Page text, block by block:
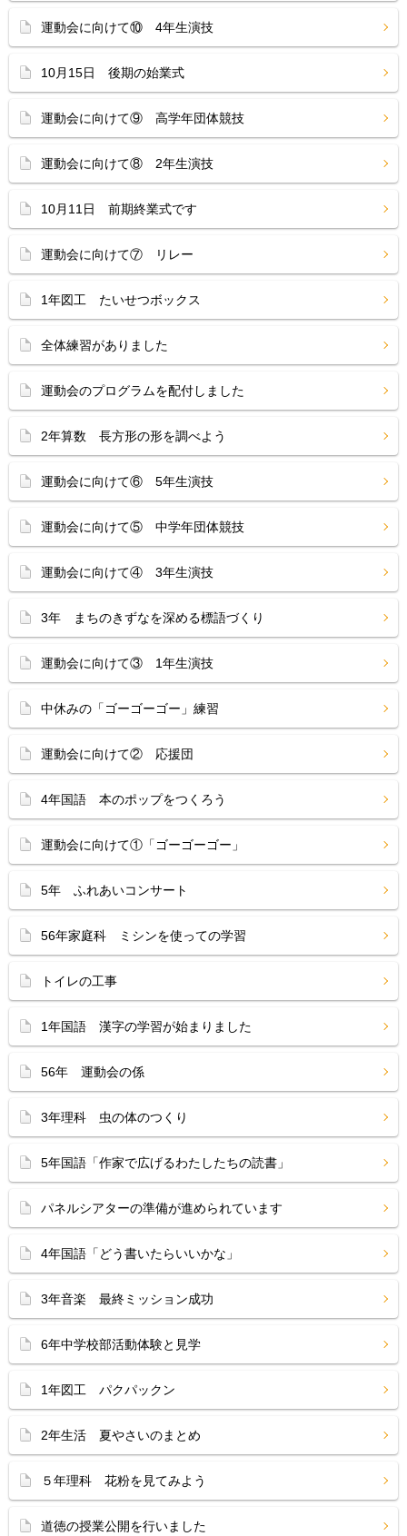
運動会に向けて⑩ 4年生演技
10月15日 後期の始業式
運動会に向けて⑨ 高学年団体競技
運動会に向けて⑧ 2年生演技
10月11日 前期終業式です
運動会に向けて⑦ リレー
1年図工 たいせつボックス
全体練習がありました
運動会のプログラムを配付しました
2年算数 長方形の形を調べよう
運動会に向けて⑥ 5年生演技
運動会に向けて⑤ 中学年団体競技
運動会に向けて④ 3年生演技
3年 まちのきずなを深める標語づくり
運動会に向けて③ 1年生演技
中休みの「ゴーゴーゴー」練習
運動会に向けて② 応援団
4年国語 本のポップをつくろう
運動会に向けて①「ゴーゴーゴー」
5年 ふれあいコンサート
56年家庭科 ミシンを使っての学習
トイレの工事
1年国語 漢字の学習が始まりました
56年 運動会の係
3年理科 虫の体のつくり
5年国語「作家で広げるわたしたちの読書」
パネルシアターの準備が進められています
4年国語「どう書いたらいいかな」
3年音楽 最終ミッション成功
6年中学校部活動体験と見学
1年図工 パクパックン
2年生活 夏やさいのまとめ
５年理科 花粉を見てみよう
道徳の授業公開を行いました